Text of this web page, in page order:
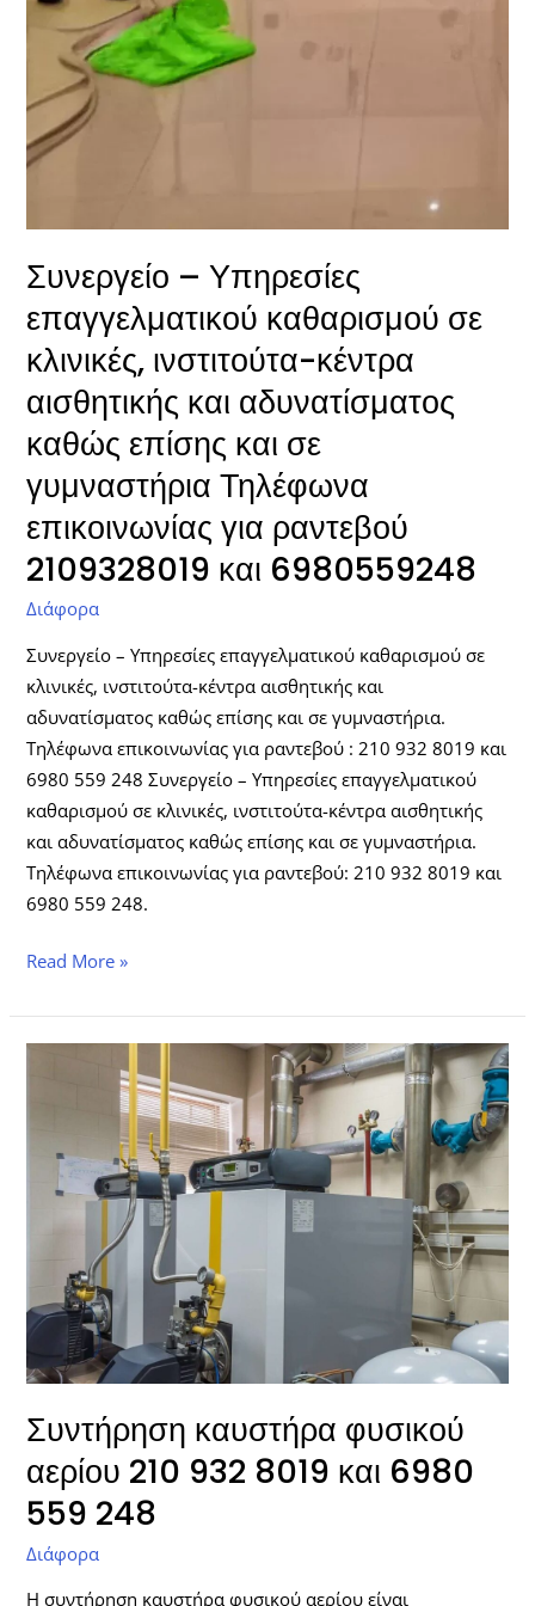
Συνεργείο – Υπηρεσίες
επαγγελματικού καθαρισμού σε
κλινικές, ινστιτούτα-κέντρα
αισθητικής και αδυνατίσματος
καθώς επίσης και σε
γυμναστήρια Τηλέφωνα
επικοινωνίας για ραντεβού
2109328019 και 6980559248
Διάφορα
Συνεργείο – Υπηρεσίες επαγγελματικού καθαρισμού σε
κλινικές, ινστιτούτα-κέντρα αισθητικής και
αδυνατίσματος καθώς επίσης και σε γυμναστήρια.
Τηλέφωνα επικοινωνίας για ραντεβού : 210 932 8019 και
6980 559 248 Συνεργείο – Υπηρεσίες επαγγελματικού
καθαρισμού σε κλινικές, ινστιτούτα-κέντρα αισθητικής
και αδυνατίσματος καθώς επίσης και σε γυμναστήρια.
Τηλέφωνα επικοινωνίας για ραντεβού: 210 932 8019 και
6980 559 248.
2109328019
6980559248
Read More »
Συντήρηση καυστήρα φυσικού
αερίου 210 932 8019 και 6980
559 248
Διάφορα
Η συντήρηση καυστήρα φυσικού αερίου είναι
αερίου
6980
559
248